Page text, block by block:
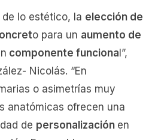
de lo estético, la elección de
o para un aumento de
componente funciona l”,
Nicolás. “En
o asimetrías muy
anatómicas ofrecen una
de personalización en